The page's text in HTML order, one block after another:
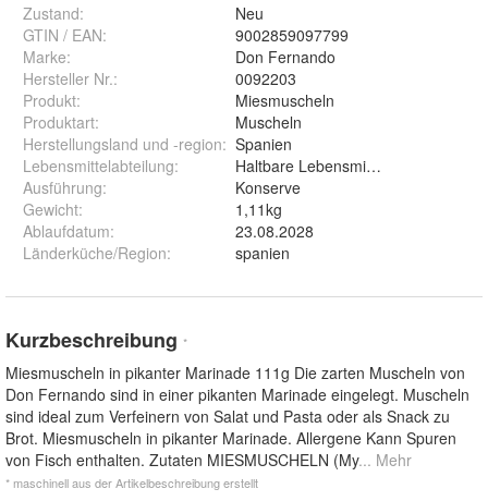
Zustand:
Neu
GTIN / EAN:
9002859097799
Marke:
Don Fernando
Hersteller Nr.:
0092203
Produkt:
Miesmuscheln
Produktart:
Muscheln
Herstellungsland und -region: Spanien
Lebensmittelabteilung:
Haltbare Lebensmittel
Ausführung:
Konserve
Gewicht:
1,11kg
Ablaufdatum:
23.08.2028
Länderküche/Region: spanien
Kurzbeschreibung *
Miesmuscheln in pikanter Marinade 111g Die zarten Muscheln von
Don Fernando sind in einer pikanten Marinade eingelegt. Muscheln
sind ideal zum Verfeinern von Salat und Pasta oder als Snack zu
Brot. Miesmuscheln in pikanter Marinade. Allergene Kann Spuren
von Fisch enthalten. Zutaten MIESMUSCHELN (My... Mehr
* maschinell aus der Artikelbeschreibung erstellt